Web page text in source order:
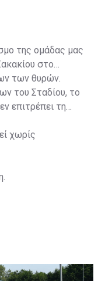
της ομάδας μας
στο
των θυρών.
του Σταδίου, το
επιτρέπει τη
χωρίς